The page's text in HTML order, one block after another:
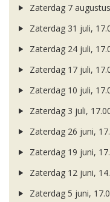
Zaterdag 7
Zaterdag 31 juli,
Zaterdag 24 juli,
Zaterdag 17 juli,
Zaterdag 10 juli,
Zaterdag 3 juli,
Zaterdag 26 juni,
Zaterdag 19 juni,
Zaterdag 12 juni,
Zaterdag 5 juni,